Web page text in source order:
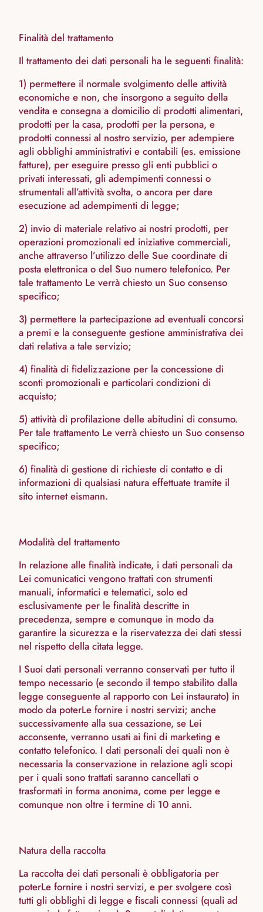
Finalità del trattamento
Il trattamento dei dati personali ha le seguenti finalità:
1) permettere il normale svolgimento delle attività
economiche e non, che insorgono a seguito della
vendita e consegna a domicilio di prodotti alimentari,
prodotti per la casa, prodotti per la persona, e
prodotti connessi al nostro servizio, per adempiere
agli obblighi amministrativi e contabili (es. emissione
fatture), per eseguire presso gli enti pubblici o
privati interessati, gli adempimenti connessi o
strumentali all’attività svolta, o ancora per dare
esecuzione ad adempimenti di legge;
2) invio di materiale relativo ai nostri prodotti, per
operazioni promozionali ed iniziative commerciali,
anche attraverso l’utilizzo delle Sue coordinate di
posta elettronica o del Suo numero telefonico. Per
tale trattamento Le verrà chiesto un Suo consenso
specifico;
3) permettere la partecipazione ad eventuali concorsi
a premi e la conseguente gestione amministrativa dei
dati relativa a tale servizio;
4) finalità di fidelizzazione per la concessione di
sconti promozionali e particolari condizioni di
acquisto;
5) attività di profilazione delle abitudini di consumo.
Per tale trattamento Le verrà chiesto un Suo consenso
specifico;
6) finalità di gestione di richieste di contatto e di
informazioni di qualsiasi natura effettuate tramite il
sito internet eismann.
Modalità del trattamento
In relazione alle finalità indicate, i dati personali da
Lei comunicatici vengono trattati con strumenti
manuali, informatici e telematici, solo ed
esclusivamente per le finalità descritte in
precedenza, sempre e comunque in modo da
garantire la sicurezza e la riservatezza dei dati stessi
nel rispetto della citata legge.
I Suoi dati personali verranno conservati per tutto il
tempo necessario (e secondo il tempo stabilito dalla
legge conseguente al rapporto con Lei instaurato) in
modo da poterLe fornire i nostri servizi; anche
successivamente alla sua cessazione, se Lei
acconsente, verranno usati ai fini di marketing e
contatto telefonico. I dati personali dei quali non è
necessaria la conservazione in relazione agli scopi
per i quali sono trattati saranno cancellati o
trasformati in forma anonima, come per legge e
comunque non oltre i termine di 10 anni.
Natura della raccolta
La raccolta dei dati personali è obbligatoria per
poterLe fornire i nostri servizi, e per svolgere così
tutti gli obblighi di legge e fiscali connessi (quali ad